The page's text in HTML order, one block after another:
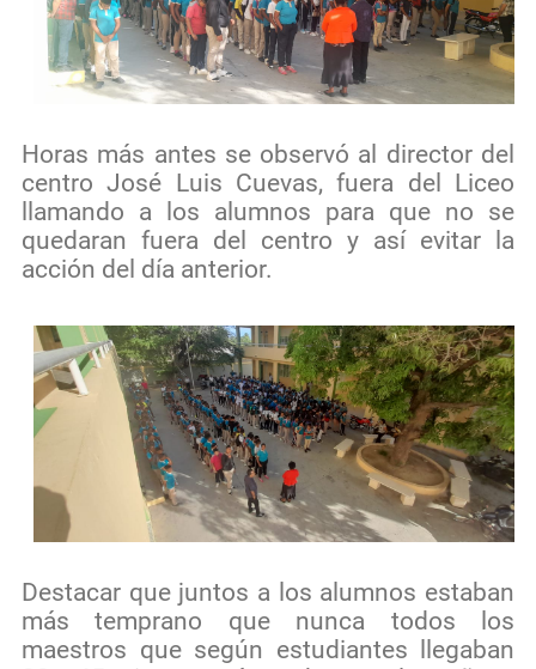
Horas más antes se observó al director del
centro José Luis Cuevas, fuera del Liceo
llamando a los alumnos para que no se
quedaran fuera del centro y así evitar la
acción del día anterior.
Destacar que juntos a los alumnos estaban
más temprano que nunca todos los
maestros que según estudiantes llegaban